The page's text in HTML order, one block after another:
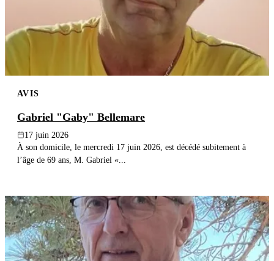
AVIS
Gabriel "Gaby" Bellemare
17 juin 2026
À son domicile, le mercredi 17 juin 2026, est décédé subitement à
l’âge de 69 ans, M. Gabriel «...